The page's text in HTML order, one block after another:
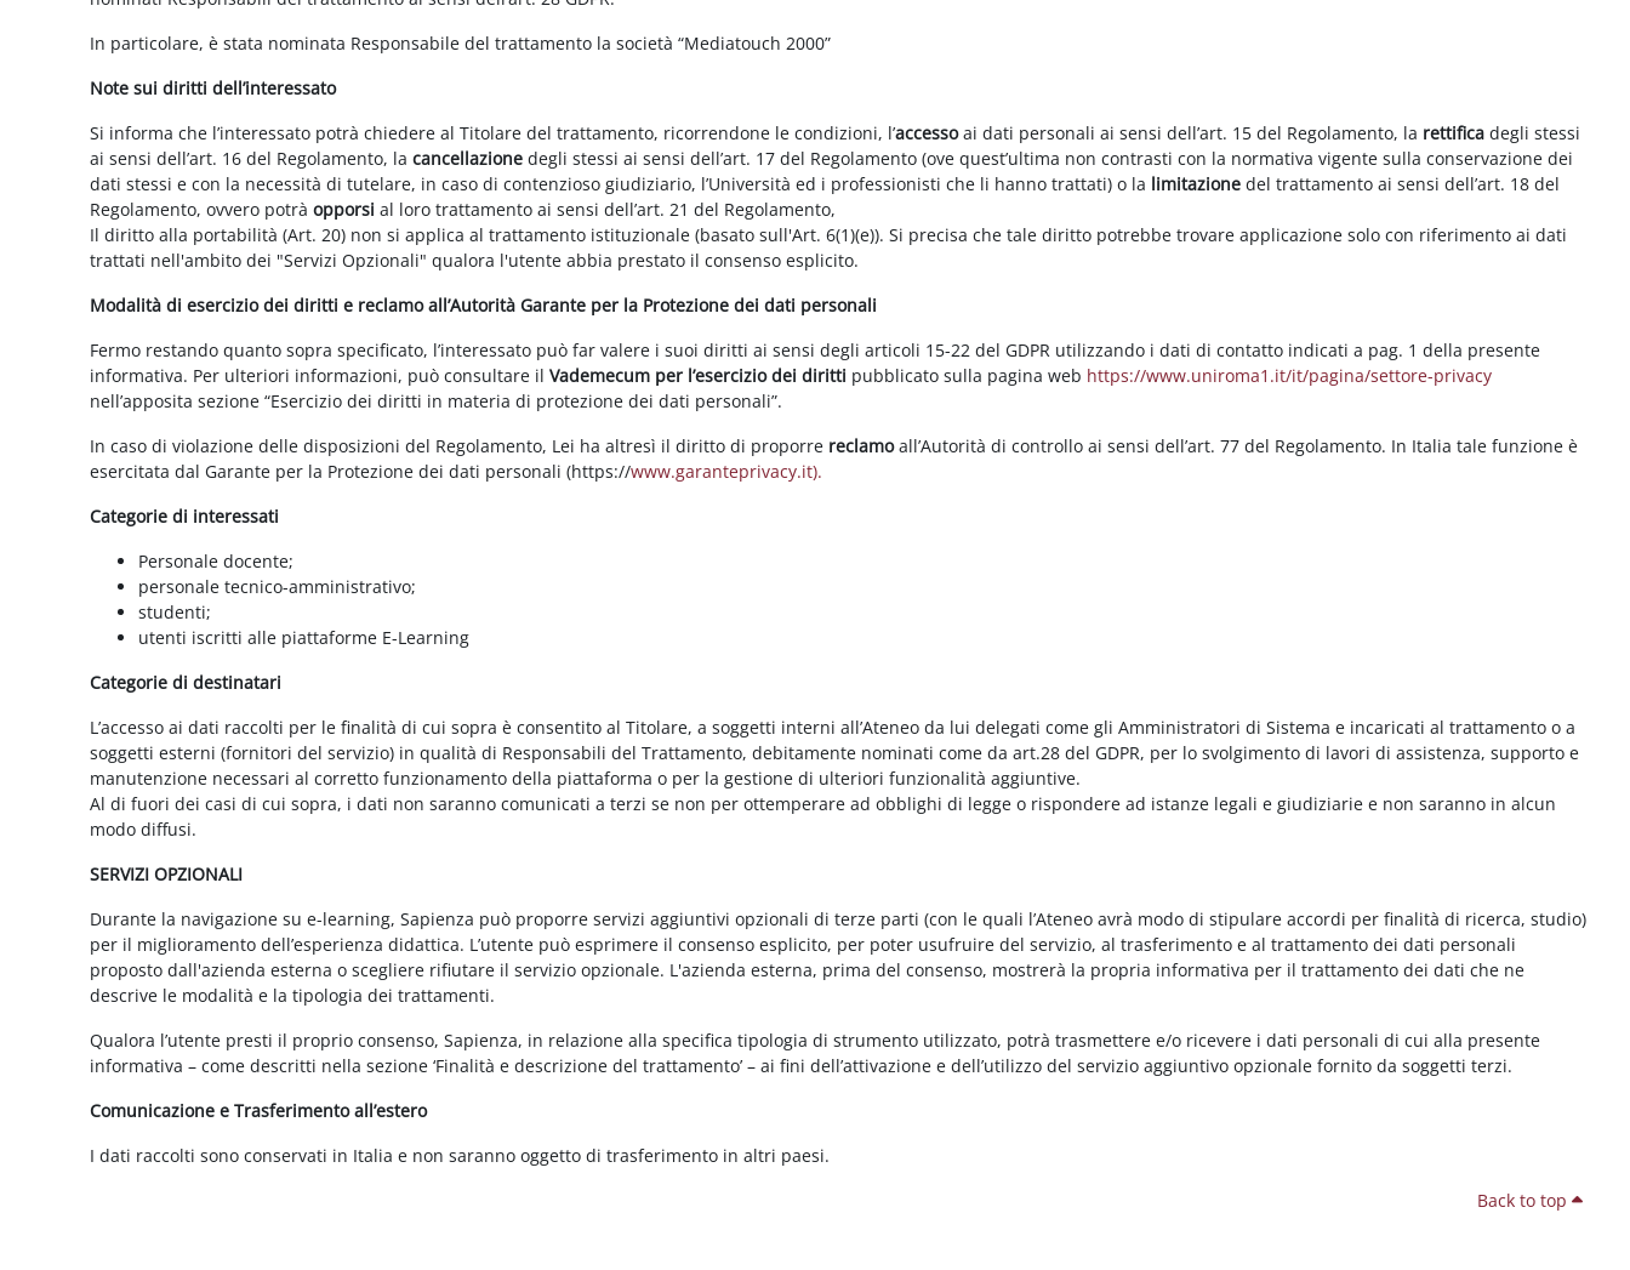
In particolare, è stata nominata Responsabile del trattamento la società “Mediatouch 2000”
Note sui diritti dell’interessato
Si informa che l’interessato potrà chiedere al Titolare del trattamento, ricorrendone le condizioni, l’accessoai dati personali ai sensi dell’art. 15 del Regolamento, la rettificadegli stessi
ai sensi dell’art. 16 del Regolamento, lacancellazione degli stessi ai sensi dell’art. 17 del Regolamento (ove quest’ultima non contrasti con la normativa vigente sulla conservazione dei
dati stessi e con la necessità di tutelare, in caso di contenzioso giudiziario, l’Università ed i professionisti che li hanno trattati) o la limitazione del trattamento ai sensi dell’art. 18 del
Regolamento, ovvero potràopporsi al loro trattamento ai sensi dell’art. 21 del Regolamento,
Il diritto alla portabilità (Art. 20) non si applica al trattamento istituzionale (basato sull'Art. 6(1)(e)). Si precisa che tale diritto potrebbe trovare applicazione solo con riferimento ai dati
trattati nell'ambito dei "Servizi Opzionali" qualora l'utente abbia prestato il consenso esplicito.
Modalità di esercizio dei diritti e reclamo all’Autorità Garante per la Protezione dei dati personali
Fermo restando quanto sopra specificato, l’interessato può far valere i suoi diritti ai sensi degli articoli 15-22 del GDPR utilizzando i dati di contatto indicati a pag. 1 della presente
informativa. Per ulteriori informazioni, può consultare ilVademecum per l’esercizio dei diritti pubblicato sulla pagina web https://www.uniroma1.it/it/pagina/settore-privacy
nell’apposita sezione “Esercizio dei diritti in materia di protezione dei dati personali”.
In caso di violazione delle disposizioni del Regolamento, Lei ha altresì il diritto di proporre reclamoall’Autorità di controllo ai sensi dell’art. 77 del Regolamento. In Italia tale funzione è
esercitata dal Garante per la Protezione dei dati personali (https://www.garanteprivacy.it).
Categorie di interessati
Personale docente;
personale tecnico-amministrativo;
studenti;
utenti iscritti alle piattaforme E-Learning
Categorie di destinatari
L’accesso ai dati raccolti per le finalità di cui sopra è consentito al Titolare, a soggetti interni all’Ateneo da lui delegati come gli Amministratori di Sistema e incaricati al trattamento o a
soggetti esterni (fornitori del servizio) in qualità di Responsabili del Trattamento, debitamente nominati come da art.28 del GDPR, per lo svolgimento di lavori di assistenza, supporto e
manutenzione necessari al corretto funzionamento della piattaforma o per la gestione di ulteriori funzionalità aggiuntive.
Al di fuori dei casi di cui sopra, i dati non saranno comunicati a terzi se non per ottemperare ad obblighi di legge o rispondere ad istanze legali e giudiziarie e non saranno in alcun
modo diffusi.
SERVIZI OPZIONALI
Durante la navigazione su e-learning, Sapienza può proporre servizi aggiuntivi opzionali di terze parti (con le quali l’Ateneo avrà modo di stipulare accordi per finalità di ricerca, studio)
per il miglioramento dell’esperienza didattica. L’utente può esprimere il consenso esplicito, per poter usufruire del servizio, al trasferimento e al trattamento dei dati personali
proposto dall'azienda esterna o scegliere rifiutare il servizio opzionale. L'azienda esterna, prima del consenso, mostrerà la propria informativa per il trattamento dei dati che ne
descrive le modalità e la tipologia dei trattamenti.
Qualora l’utente presti il proprio consenso, Sapienza, in relazione alla specifica tipologia di strumento utilizzato, potrà trasmettere e/o ricevere i dati personali di cui alla presente
informativa – come descritti nella sezione ‘Finalità e descrizione del trattamento’ – ai fini dell’attivazione e dell’utilizzo del servizio aggiuntivo opzionale fornito da soggetti terzi.
Comunicazione e Trasferimento all’estero
I dati raccolti sono conservati in Italia e non saranno oggetto di trasferimento in altri paesi.
Back to top